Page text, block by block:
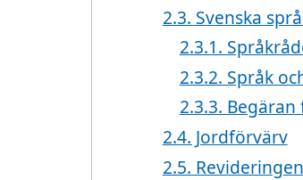
2.3. Svenska
2.3.1.
2.3.2. Språk
2.3.3.
2.4. Jordförvärv
2.5.